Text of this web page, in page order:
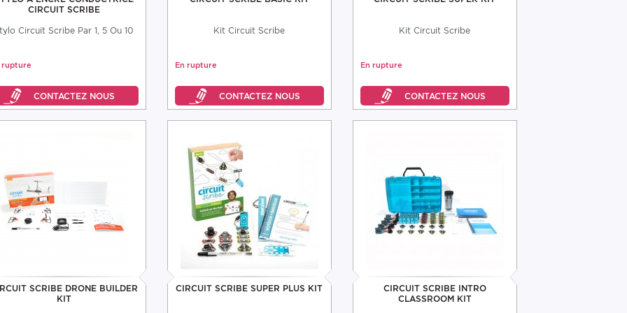
CIRCUIT SCRIBE
Circuit Scribe Par 1, 5 Ou 10
rupture
Kit Circuit Scribe
En rupture
Kit Circuit Scribe
En rupture
SCRIBE DRONE BUILDER
KIT
CIRCUIT SCRIBE SUPER PLUS KIT
CIRCUIT SCRIBE INTRO
CLASSROOM KIT